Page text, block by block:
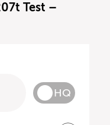
Test –
HQ